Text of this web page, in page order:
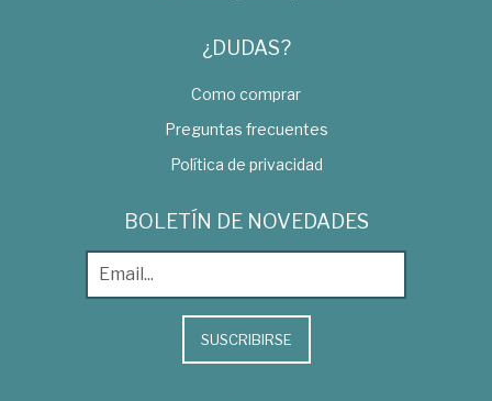
¿DUDAS?
Como comprar
Preguntas frecuentes
Política de privacidad
BOLETÍN DE NOVEDADES
SUSCRIBIRSE